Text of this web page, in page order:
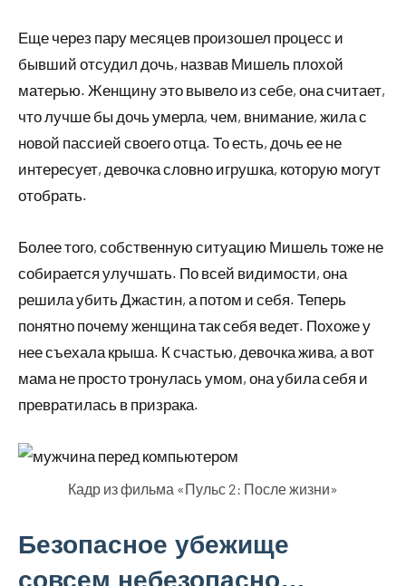
Еще через пару месяцев произошел процесс и
бывший отсудил дочь, назвав Мишель плохой
матерью. Женщину это вывело из себе, она считает,
что лучше бы дочь умерла, чем, внимание, жила с
новой пассией своего отца. То есть, дочь ее не
интересует, девочка словно игрушка, которую могут
отобрать.
Более того, собственную ситуацию Мишель тоже не
собирается улучшать. По всей видимости, она
решила убить Джастин, а потом и себя. Теперь
понятно почему женщина так себя ведет. Похоже у
нее съехала крыша. К счастью, девочка жива, а вот
мама не просто тронулась умом, она убила себя и
превратилась в призрака.
Кадр из фильма «Пульс 2: После жизни»
Безопасное убежище
совсем небезопасно…